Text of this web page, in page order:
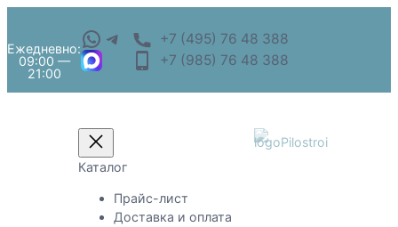
Ежедневно:
09:00 —
21:00
+7 (495) 76 48 388
+7 (985) 76 48 388
Каталог
Прайс-лист
Доставка и оплата